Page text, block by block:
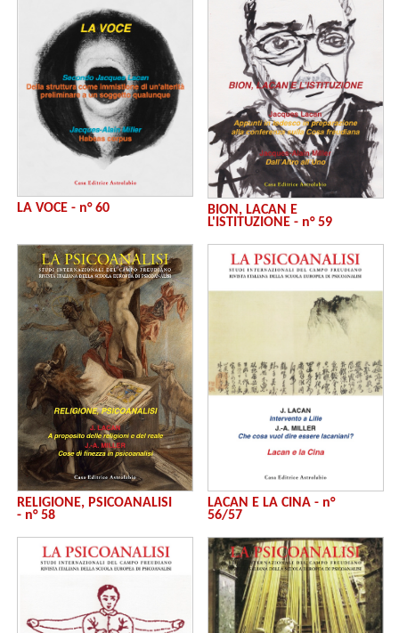
LA VOCE - n° 60
BION, LACAN E
L'ISTITUZIONE - n° 59
RELIGIONE, PSICOANALISI
- n° 58
LACAN E LA CINA - n°
56/57